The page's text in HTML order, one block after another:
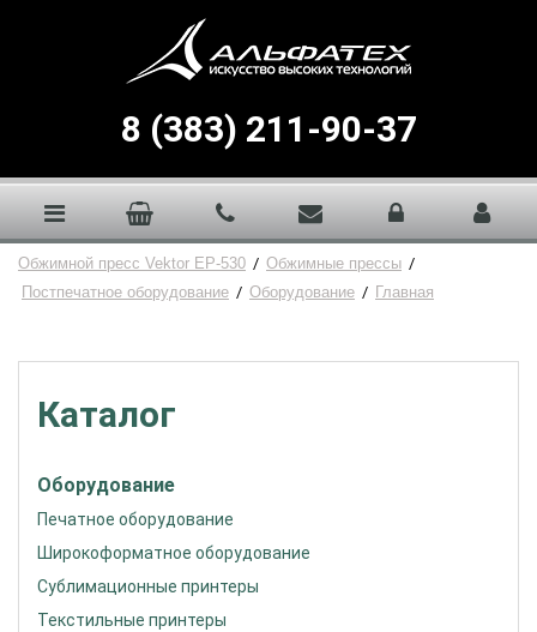
8 (383) 211-90-37
Oбжимной пресс Vektor ЕР-530 / Обжимные прессы /
Постпечатное оборудование / Оборудование / Главная
Каталог
Оборудование
Печатное оборудование
Широкоформатное оборудование
Сублимационные принтеры
Текстильные принтеры